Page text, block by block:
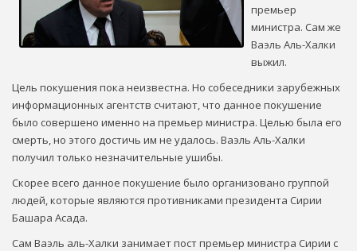
премьер
министра. Сам же
Ваэль Аль-Халки
выжил.
Цель покушения пока неизвестна. Но собеседники зарубежных
информационных агентств считают, что данное покушение
было совершено именно на премьер министра. Целью была его
смерть, но этого достичь им не удалось. Ваэль Аль-Халки
получил только незначительные ушибы.
Скорее всего данное покушение было организовано группой
людей, которые являются противниками президента Сирии
Башара Асада.
Сам Ваэль аль-Халки занимает пост премьер министра Сирии с